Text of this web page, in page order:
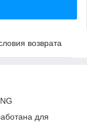
возврата
для